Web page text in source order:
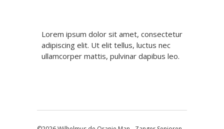
Lorem ipsum dolor sit amet, consectetur
adipiscing elit. Ut elit tellus, luctus nec
ullamcorper mattis, pulvinar dapibus leo.